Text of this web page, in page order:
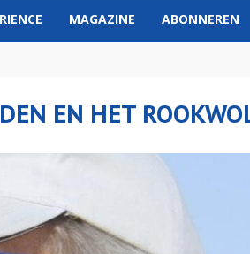
MAGAZINE ABONNEREN
EN HET